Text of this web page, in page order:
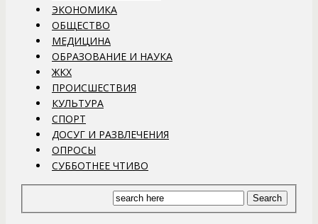
ЭКОНОМИКА
ОБЩЕСТВО
МЕДИЦИНА
ОБРАЗОВАНИЕ И НАУКА
ЖКХ
ПРОИСШЕСТВИЯ
КУЛЬТУРА
СПОРТ
ДОСУГ И РАЗВЛЕЧЕНИЯ
ОПРОСЫ
СУББОТНЕЕ ЧТИВО